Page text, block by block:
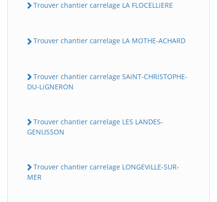
Trouver chantier carrelage LA FLOCELLiERE
Trouver chantier carrelage LA MOTHE-ACHARD
Trouver chantier carrelage SAiNT-CHRiSTOPHE-
DU-LiGNERON
Trouver chantier carrelage LES LANDES-
GENUSSON
Trouver chantier carrelage LONGEViLLE-SUR-
MER